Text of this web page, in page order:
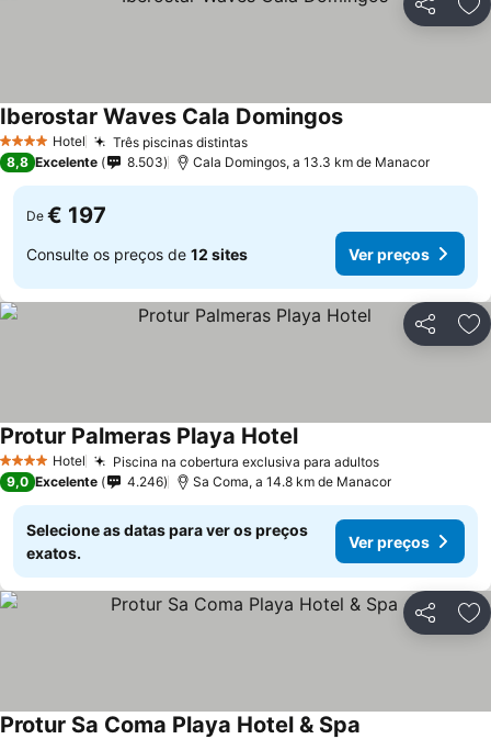
Partilhar
4 EstrelasHotel Três piscinas distintas
Iberostar Waves Cala Domingos
8,8 Excelente 8.503 Cala Domingos, a 13.3 km de Manacor
De € 197
Consulte os preços de 12 sites Ver preços
Partilhar
4 EstrelasHotel Piscina na cobertura exclusiva para adultos
Protur Palmeras Playa Hotel
9,0 Excelente 4.246 Sa Coma, a 14.8 km de Manacor
Selecione as datas para ver os preços
exatos.
Ver preços
Partilhar
Protur Sa Coma Playa Hotel & Spa